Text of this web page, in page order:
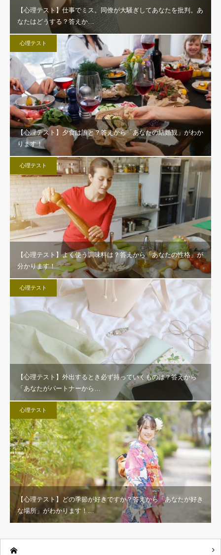
【心理テスト】仕事でミス。同僚が大騒ぎしてあなたを批判。あ
なたはどうする？答えか…
心理テスト
【心理テスト】夕食は誰と？答えから「あなたの結婚観」がわか
ります！
心理テスト
【心理テスト】よく使う調味料は？答えから「あなたの性格」が
分かります！
心理テスト
【心理テスト】外出するとき必ず持っていくものは？答えから
「あなたがパートナーから…
心理テスト
【心理テスト】どの季節が好きですか？答えから「あなたが好き
な場所」がわかります！…